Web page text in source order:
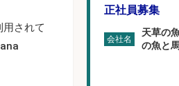
されて
正社員募集
会社名
天草の
の魚と